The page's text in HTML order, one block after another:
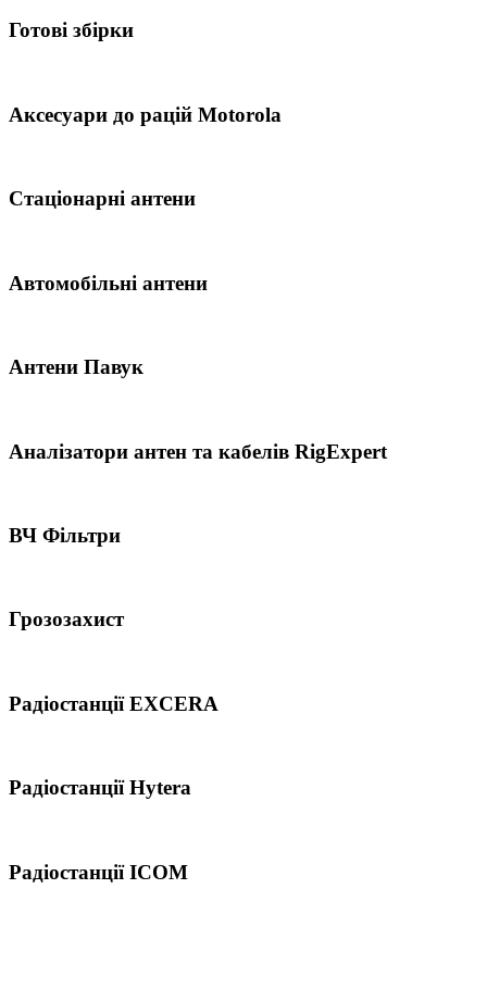
Готові збірки
Аксесуари до рацій Motorola
Стаціонарні антени
Автомобільні антени
Антени Павук
Аналізатори антен та кабелів RigExpert
ВЧ Фільтри
Грозозахист
Радіостанції EXCERA
Радіостанції Hytera
Радіостанції ICOM